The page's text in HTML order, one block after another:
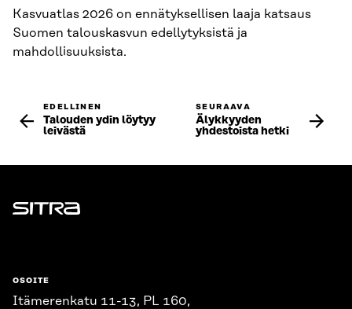
Kasvuatlas 2026 on ennätyksellisen laaja katsaus
Suomen talouskasvun edellytyksistä ja
mahdollisuuksista.
EDELLINEN
Talouden ydin löytyy
leivästä
SEURAAVA
Älykkyyden
yhdestoista hetki
Sitra
OSOITE
Itämerenkatu 11-13, PL 160,